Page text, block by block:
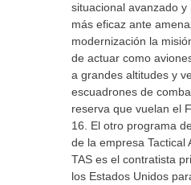
situacional avanzado y
más eficaz ante
modernización la
de actuar como
a grandes altitudes y
escuadrones de
reserva que vuelan el
16. El otro programa
de la empresa Tactical
TAS es el contratista
los Estados Unidos